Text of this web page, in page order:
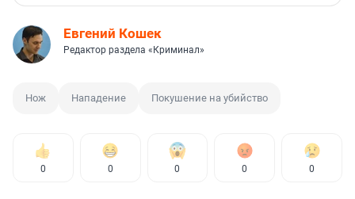
Евгений Кошек
Редактор раздела «Криминал»
Нож Нападение Покушение на убийство
0 0 0 0 0